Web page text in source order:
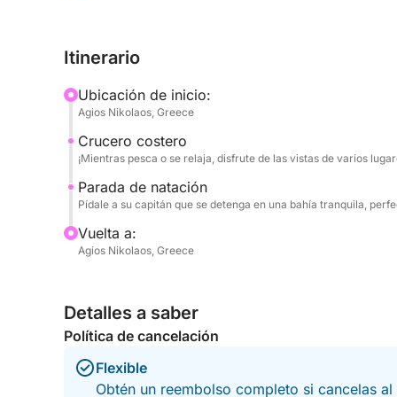
hermosas fotografías o disfrutar de la tranquila
Mientras navegas por la bahía de Mirabello,
impresionantes de la región, con una costa
encanto natural de Creta. Las aguas tranquilas y
excursión el lugar ideal para parejas, familias,
busque un día memorable en el mar. Nuestra
garantizarle un viaje cómodo y placentero,
en la belleza de la bahía. Ya sea que celebre
Itinerario
Ubicación de inicio:
Agios Nikolaos, Greece
Crucero costero
¡Mientras pesca o se relaja, disfrute de las vistas de varios
Parada de natación
Pídale a su capitán que se detenga en una bahía tranquila,
Vuelta a:
Agios Nikolaos, Greece
Detalles a saber
Política de cancelación
Flexible
Obtén un reembolso completo si cancelas